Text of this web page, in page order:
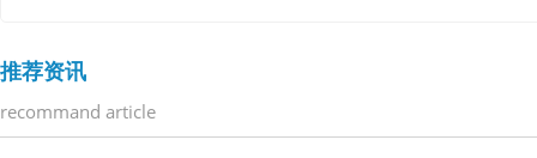
推荐资讯
recommand article